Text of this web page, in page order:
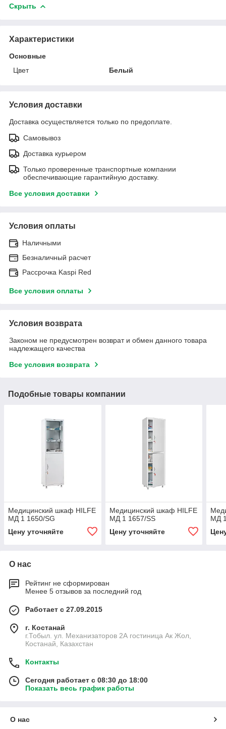
Скрыть
Характеристики
Основные
Цвет
Белый
Условия доставки
Доставка осуществляется только по предоплате.
Самовывоз
Доставка курьером
Только проверенные транспортные компании
обеспечивающие гарантийную доставку.
Все условия доставки
Условия оплаты
Наличными
Безналичный расчет
Рассрочка Kaspi Red
Все условия оплаты
Условия возврата
Законом не предусмотрен возврат и обмен данного товара
надлежащего качества
Все условия возврата
Подобные товары компании
Медицинский шкаф HILFE
МД 1 1650/SG
Цену уточняйте
Медицинский шкаф HILFE
МД 1 1657/SS
Цену уточняйте
МД
О нас
Рейтинг не сформирован
Менее 5 отзывов за последний год
Работает с 27.09.2015
г. Костанай
г.Тобыл. ул. Механизаторов 2А гостиница Ак Жол,
Костанай, Казахстан
Контакты
Сегодня работает с 08:30 до 18:00
Показать весь график работы
О нас